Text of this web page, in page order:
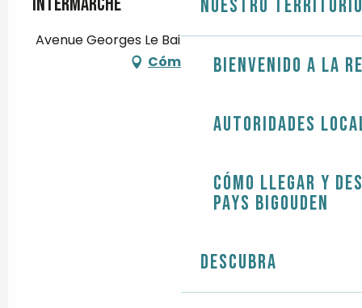
Nuestro
Bienvenido a la
Autoridades
Cómo llegar y
Pays Bigouden
Descubra
Avenue Georges Le Bail, Kerfily, 29710 Plozévet
Cómo llegar